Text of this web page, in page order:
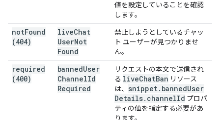
値を設定していることを確認
します。
notFound
(404)
liveChat
UserNot
Found
禁止しようとしているチャッ
ト ユーザーが見つかりませ
ん。
required
(400)
bannedUser
ChannelId
Required
リクエストの本文で送信され
る liveChatBan リソース
は、 snippet. bannedUser
Details. channelId プロパ
ティの値を指定する必要があ
ります。